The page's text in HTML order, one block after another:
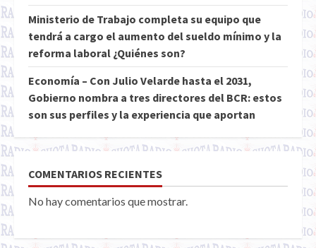
Ministerio de Trabajo completa su equipo que
tendrá a cargo el aumento del sueldo mínimo y la
reforma laboral ¿Quiénes son?
Economía – Con Julio Velarde hasta el 2031,
Gobierno nombra a tres directores del BCR: estos
son sus perfiles y la experiencia que aportan
COMENTARIOS RECIENTES
No hay comentarios que mostrar.